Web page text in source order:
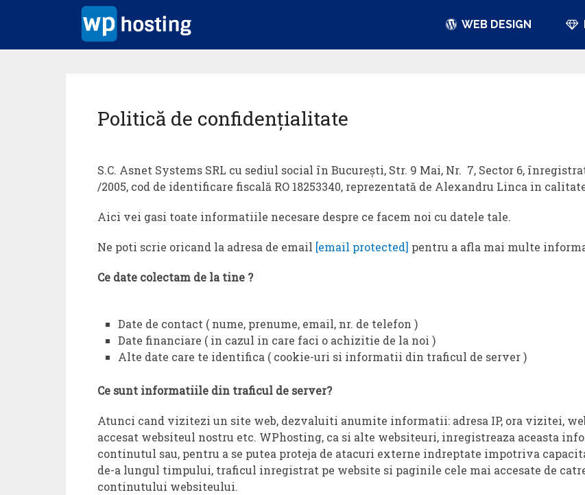
WEB DESIGN
Politică de confidențialitate
S.C. Asnet Systems SRL cu sediul social în Bucureşti, Str. 9 Mai, Nr. 7, Sector 6,
/2005, cod de identificare fiscală RO 18253340, reprezentată de Alexandru Linca in
Aici vei gasi toate informatiile necesare despre ce facem noi cu datele tale.
Ne poti scrie oricand la adresa de email [email protected] pentru a afla mai multe
Ce date colectam de la tine ?
Date de contact ( nume, prenume, email, nr. de telefon )
Date financiare ( in cazul in care faci o achizitie de la noi )
Alte date care te identifica ( cookie-uri si informatii din traficul de server )
Ce sunt informatiile din traficul de server?
Atunci cand vizitezi un site web, dezvaluiti anumite informatii: adresa IP, ora vizitei,
accesat websiteul nostru etc. WPhosting, ca si alte websiteuri, inregistreaza aceasta
continutul sau, pentru a se putea proteja de atacuri externe indreptate impotriva
de-a lungul timpului, traficul inregistrat pe website si paginile cele mai accesate de
continutului websiteului.